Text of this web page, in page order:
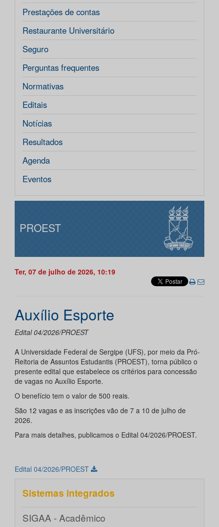
Prestações de contas
Restaurante Universitário
Seguro
Perguntas frequentes
Normativas
Editais
Notícias
Resultados
Agenda
Eventos
PROEST
Ter, 07 de julho de 2026, 10:19
Auxílio Esporte
Edital 04/2026/PROEST
A Universidade Federal de Sergipe (UFS), por meio da Pró-
Reitoria de Assuntos Estudantis (PROEST), torna público o
presente edital que estabelece os critérios para concessão
de vagas no Auxílio Esporte.
O benefício tem o valor de 500 reais.
São 12 vagas e as inscrições vão de 7 a 10 de julho de
2026.
Para mais detalhes, publicamos o Edital 04/2026/PROEST.
Edital 04/2026/PROEST
Sistemas integrados
SIGAA - Acadêmico